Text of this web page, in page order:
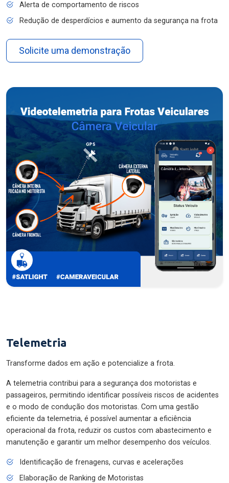
Alerta de comportamento de riscos
Redução de desperdícios e aumento da segurança na frota
Solicite uma demonstração
Telemetria
Transforme dados em ação e potencialize a frota.
A telemetria contribui para a segurança dos motoristas e
passageiros, permitindo identificar possíveis riscos de acidentes
e o modo de condução dos motoristas. Com uma gestão
eficiente da telemetria, é possível aumentar a eficiência
operacional da frota, reduzir os custos com abastecimento e
manutenção e garantir um melhor desempenho dos veículos.
Identificação de frenagens, curvas e acelerações
Elaboração de Ranking de Motoristas